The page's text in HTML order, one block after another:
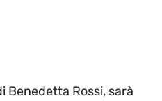
Benedetta Rossi, sarà